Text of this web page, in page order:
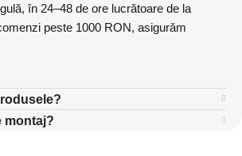
în 24–48 de ore lucrătoare de la
peste 1000 RON, asigurăm
montaj?